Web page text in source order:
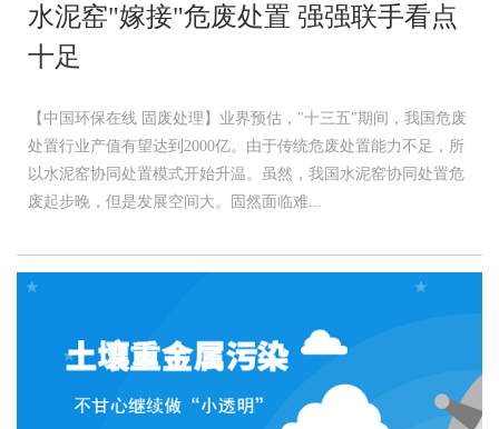
水泥窑"嫁接"危废处置 强强联手看点
十足
【中国环保在线 固废处理】业界预估，"十三五"期间，我国危废
处置行业产值有望达到2000亿。由于传统危废处置能力不足，所
以水泥窑协同处置模式开始升温。虽然，我国水泥窑协同处置危
废起步晚，但是发展空间大。固然面临难...